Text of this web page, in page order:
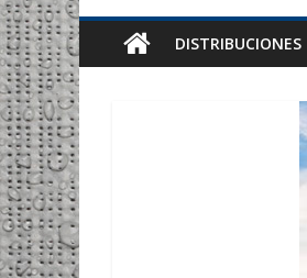
DISTRIBUCIONES